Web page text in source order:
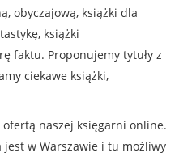
obyczajową, książki dla
książki
faktu. Proponujemy tytuły z
ciekawe książki,
naszej księgarni online.
w Warszawie i tu możliwy